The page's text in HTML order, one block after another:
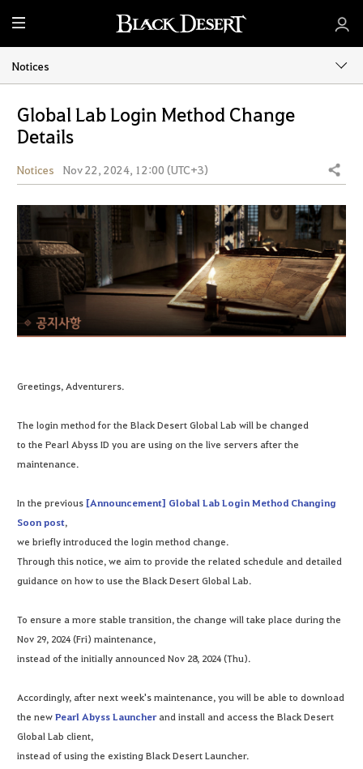
M
e
n
u
Notices
Global Lab Login Method Change
Details
Notices Nov 22, 2024, 12:00 (UTC+3) Share
Greetings, Adventurers.
The login method for the Black Desert Global Lab will be changed
to the Pearl Abyss ID you are using on the live servers after the
maintenance.
In the previous[Announcement] Global Lab Login Method Changing
Soon post,
we briefly introduced the login method change.
Through this notice, we aim to provide the related schedule and detailed
guidance on how to use the Black Desert Global Lab.
To ensure a more stable transition, the change will take place during the
Nov 29, 2024 (Fri) maintenance,
instead of the initially announced Nov 28, 2024 (Thu).
Accordingly, after next week's maintenance, you will be able to download
the newPearl Abyss Launcherand install and access the Black Desert
Global Lab client,
instead of using the existing Black Desert Launcher.